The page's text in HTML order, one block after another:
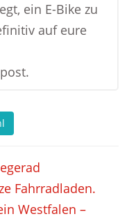
ein E-Bike zu
auf eure
Fahrradladen.
Westfalen –